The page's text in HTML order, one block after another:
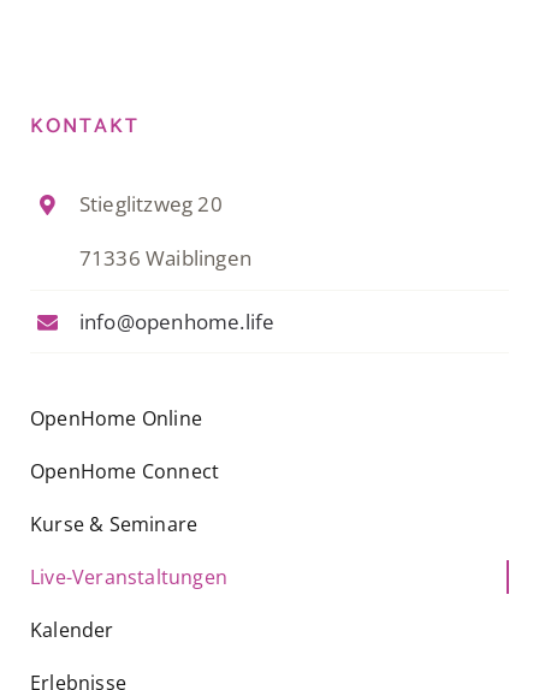
KONTAKT
Stieglitzweg 20
71336 Waiblingen
info@openhome.life
OpenHome Online
OpenHome Connect
Kurse & Seminare
Live-Veranstaltungen
Kalender
Erlebnisse